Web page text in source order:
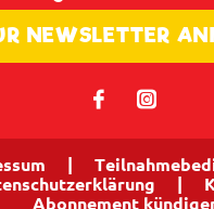
NEWSLETTER
𝖿 📷
Abonnement